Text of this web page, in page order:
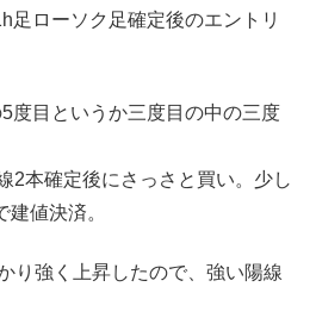
足ローソク足確定後のエントリ
度目というか三度目の中の三度
2本確定後にさっさと買い。少し
建値決済。
強く上昇したので、強い陽線